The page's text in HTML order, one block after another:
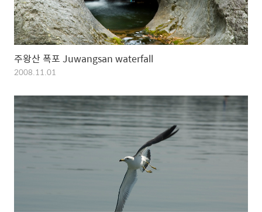
주왕산 폭포 Juwangsan waterfall
2008.11.01